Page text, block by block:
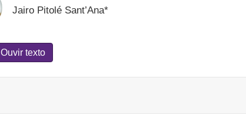
Jairo Pitolé Sant’Ana*
Ouvir texto